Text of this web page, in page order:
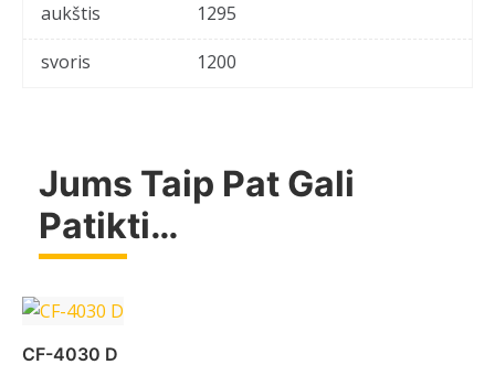
aukštis
1295
svoris
1200
Jums Taip Pat Gali
Patikti…
CF-4030 D